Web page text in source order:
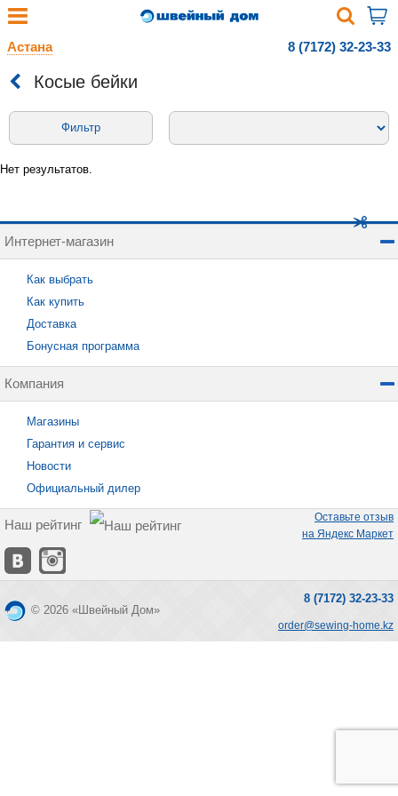
Астана 8 (7172) 32-23-33
Косые бейки
Фильтр
Нет результатов.
Интернет-магазин
Как выбрать
Как купить
Доставка
Бонусная программа
Компания
Магазины
Гарантия и сервис
Новости
Официальный дилер
Наш рейтинг
Оставьте отзыв
на Яндекс Маркет
© 2026 «Швейный Дом»
8 (7172) 32-23-33
order@sewing-home.kz